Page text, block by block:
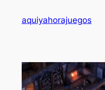
aquiyahorajuegos